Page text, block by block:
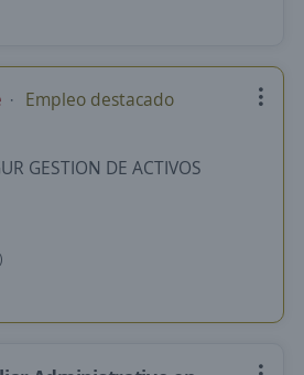
Empleo destacado
GESTION DE ACTIVOS